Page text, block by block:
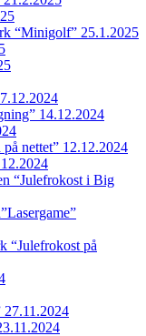
“Minigolf” 25.1.2025
14.12.2024
nettet” 12.12.2024
“Julefrokost i Big
“Julefrokost på